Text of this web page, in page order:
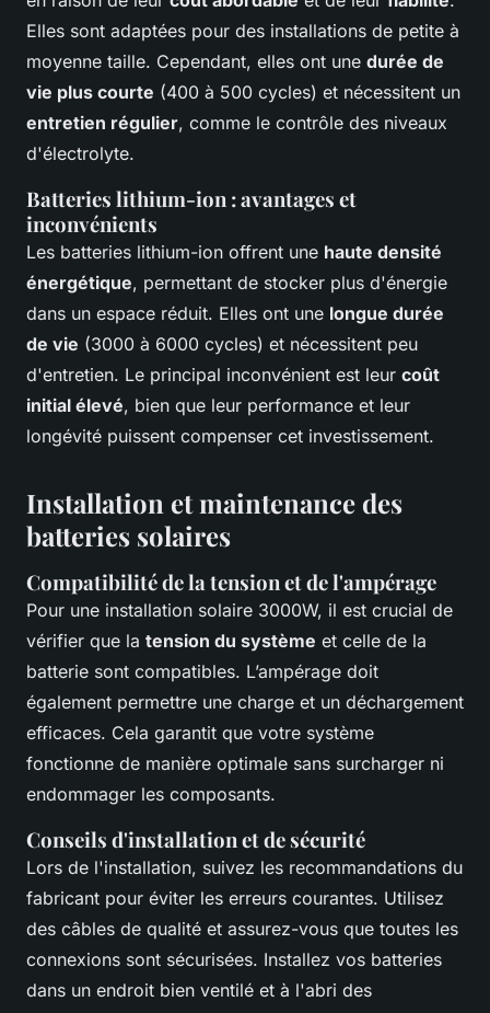
Elles sont adaptées pour des installations de petite à
moyenne taille. Cependant, elles ont une durée de
vie plus courte (400 à 500 cycles) et nécessitent un
entretien régulier, comme le contrôle des niveaux
d'électrolyte.
Batteries lithium-ion : avantages et
inconvénients
Les batteries lithium-ion offrent une haute densité
énergétique, permettant de stocker plus d'énergie
dans un espace réduit. Elles ont une longue durée
de vie (3000 à 6000 cycles) et nécessitent peu
d'entretien. Le principal inconvénient est leur coût
initial élevé, bien que leur performance et leur
longévité puissent compenser cet investissement.
Installation et maintenance des
batteries solaires
Compatibilité de la tension et de l'ampérage
Pour une installation solaire 3000W, il est crucial de
vérifier que la tension du système et celle de la
batterie sont compatibles. L’ampérage doit
également permettre une charge et un déchargement
efficaces. Cela garantit que votre système
fonctionne de manière optimale sans surcharger ni
endommager les composants.
Conseils d'installation et de sécurité
Lors de l'installation, suivez les recommandations du
fabricant pour éviter les erreurs courantes. Utilisez
des câbles de qualité et assurez-vous que toutes les
connexions sont sécurisées. Installez vos batteries
dans un endroit bien ventilé et à l'abri des